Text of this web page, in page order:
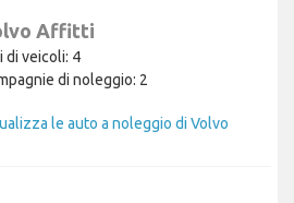
Affitti
di veicoli: 4
di noleggio: 2
le auto a noleggio di Volvo